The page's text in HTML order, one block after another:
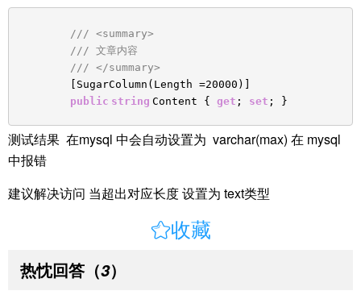
/// <summary>
/// 文章内容
/// </summary>
[SugarColumn(Length =20000)]
public string Content { get ; set ; }
测试结果 在mysql 中会自动设置为 varchar(max) 在 mysql
中报错
建议解决访问 当超出对应长度 设置为 text类型
收藏
热忱回答 （3）